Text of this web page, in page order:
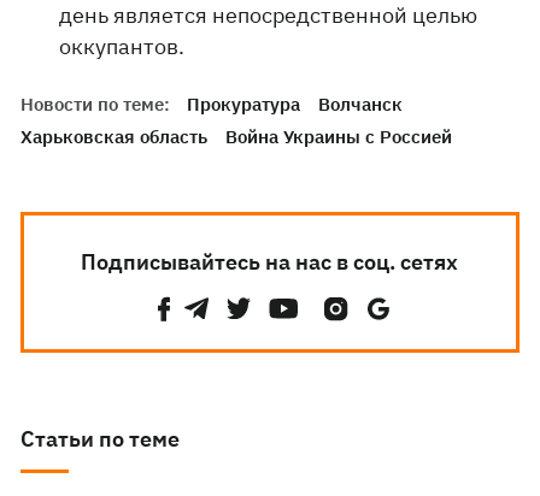
день является непосредственной целью
оккупантов.
Новости по теме: Прокуратура
Волчанск
Харьковская область
Война Украины с Россией
Подписывайтесь на нас в соц. сетях
Статьи по теме